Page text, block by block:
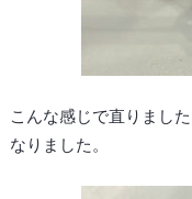
こんな感じで直りまし
なりました。